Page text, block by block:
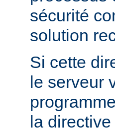
sécurité
solution
Si cette
le serveur
la directive